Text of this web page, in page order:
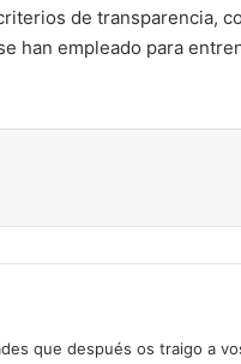
de transparencia,
han empleado para
que después os traigo a